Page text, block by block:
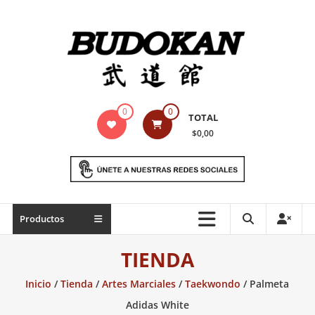
Indumentaria
marciales
Todo
necesario
0 0 TOTAL
$0,00
Productos
TIENDA
Inicio /Tienda /Artes Marciales /Taekwondo / Palmeta
Adidas White